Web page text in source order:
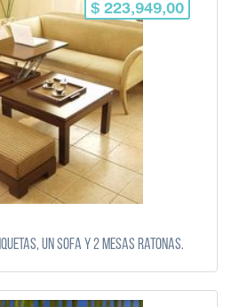
$ 223,949,00
un sofa y 2 mesas ratonas.